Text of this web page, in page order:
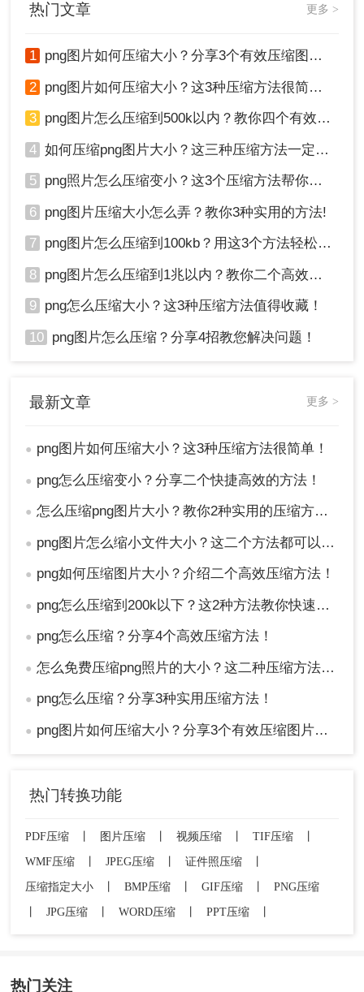
储、传输和加载速度带来了挑战。幸
变的同时，有效减小其文件大小。本
文将深入探讨png图片怎么压缩大小
又不损失画质。
热门文章 更多 >
1 png图片如何压缩大小？分享3个有效压缩图片的方法，操作简单无门槛
2 png图片如何压缩大小？这3种压缩方法很简单！
3 png图片怎么压缩到500k以内？教你四个有效压缩方法！
4 如何压缩png图片大小？这三种压缩方法一定要学会!！
5 png照片怎么压缩变小？这3个压缩方法帮你轻松解决！
6 png图片压缩大小怎么弄？教你3种实用的方法!
7 png图片怎么压缩到100kb？用这3个方法轻松搞定 ！
8 png图片怎么压缩到1兆以内？教你二个高效的压缩方法！
9 png怎么压缩大小？这3种压缩方法值得收藏！
10 png图片怎么压缩？分享4招教您解决问题！
最新文章 更多 >
● png图片如何压缩大小？这3种压缩方法很简单！
● png怎么压缩变小？分享二个快捷高效的方法！
● 怎么压缩png图片大小？教你2种实用的压缩方法！
● png图片怎么缩小文件大小？这二个方法都可以帮助到你！
● png如何压缩图片大小？介绍二个高效压缩方法！
● png怎么压缩到200k以下？这2种方法教你快速压缩!
● png怎么压缩？分享4个高效压缩方法！
● 怎么免费压缩png照片的大小？这二种压缩方法很多人在用！
● png怎么压缩？分享3种实用压缩方法！
● png图片如何压缩大小？分享3个有效压缩图片的方法，操作简单无门槛
热门转换功能
PDF压缩 图片压缩 视频压缩 TIF压缩
WMF压缩
JPEG压缩 证件照压缩
压缩指定大小
BMP压缩 GIF压缩
PNG压缩
JPG压缩 WORD压缩 PPT压缩
热门关注